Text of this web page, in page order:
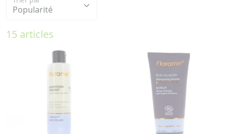
15 articles